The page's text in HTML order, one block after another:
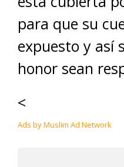
para que su
expuesto y así
honor sean
<
Ads by Muslim Ad Network